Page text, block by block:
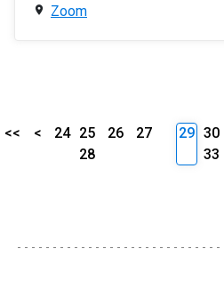
Zoom
<< < 24 25 26
27
28
29 30
33